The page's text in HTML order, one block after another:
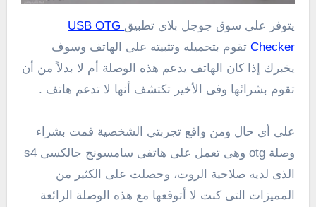
يتوفر على سوق جوجل بلاى تطبيق USB OTG
Checkerتقوم بتحميله وتثبيته على الهاتف وسوف
يخبرك إذا كان الهاتف يدعم هذه الوصلة أم لا بدلاً من أن
تقوم بشرائها وفى الأخير تكتشف أنها لا تدعم هاتف .
على أى حال ومن واقع تجربتي الشخصية قمت بشراء
وصلة otg وهى تعمل على هاتفى سامسونج جالكسى s4
الذى لديه صلاحية الروت، وحصلت على الكثير من
المميزات التى كنت لا أتوقعها مع هذه الوصلة الرائعة